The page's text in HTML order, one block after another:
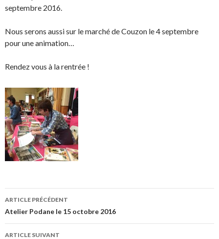
septembre 2016.
Nous serons aussi sur le marché de Couzon le 4 septembre
pour une animation…
Rendez vous à la rentrée !
Navigation
des
articles
ARTICLE PRÉCÉDENT
Atelier Podane le 15 octobre 2016
ARTICLE SUIVANT